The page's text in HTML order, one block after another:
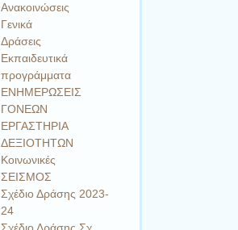
Ανακοινώσεις
Γενικά
Δράσεις
Εκπαιδευτικά
προγράμματα
ΕΝΗΜΕΡΩΣΕΙΣ
ΓΟΝΕΩΝ
ΕΡΓΑΣΤΗΡΙΑ
ΔΕΞΙΟΤΗΤΩΝ
Κοινωνικές
ΣΕΙΣΜΟΣ
Σχέδιο Δράσης 2023-
24